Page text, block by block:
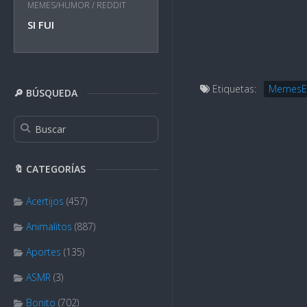
MEMES/HUMOR / REDDIT
SI FUI
🔎 BÚSQUEDA
🔖 CATEGORÍAS
Acertijos (457)
Animalitos (887)
Aportes (135)
ASMR (3)
Bonito (702)
Etiquetas: